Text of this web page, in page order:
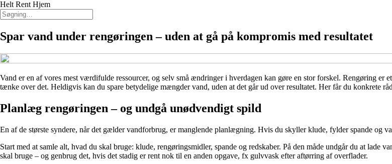
Helt Rent Hjem
Spar vand under rengøringen – uden at gå på kompromis med resultatet
Vand er en af vores mest værdifulde ressourcer, og selv små ændringer i hverdagen kan gøre en stor forskel. Rengøring er
tænke over det. Heldigvis kan du spare betydelige mængder vand, uden at det går ud over resultatet. Her får du konkrete
Planlæg rengøringen – og undgå unødvendigt spild
En af de største syndere, når det gælder vandforbrug, er manglende planlægning. Hvis du skyller klude, fylder spande og
Start med at samle alt, hvad du skal bruge: klude, rengøringsmidler, spande og redskaber. På den måde undgår du at
skal bruge – og genbrug det, hvis det stadig er rent nok til en anden opgave, fx gulvvask efter aftørring af overflader.